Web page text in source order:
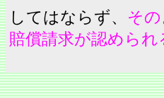
してはならず、 そ
賠償請求が認められ